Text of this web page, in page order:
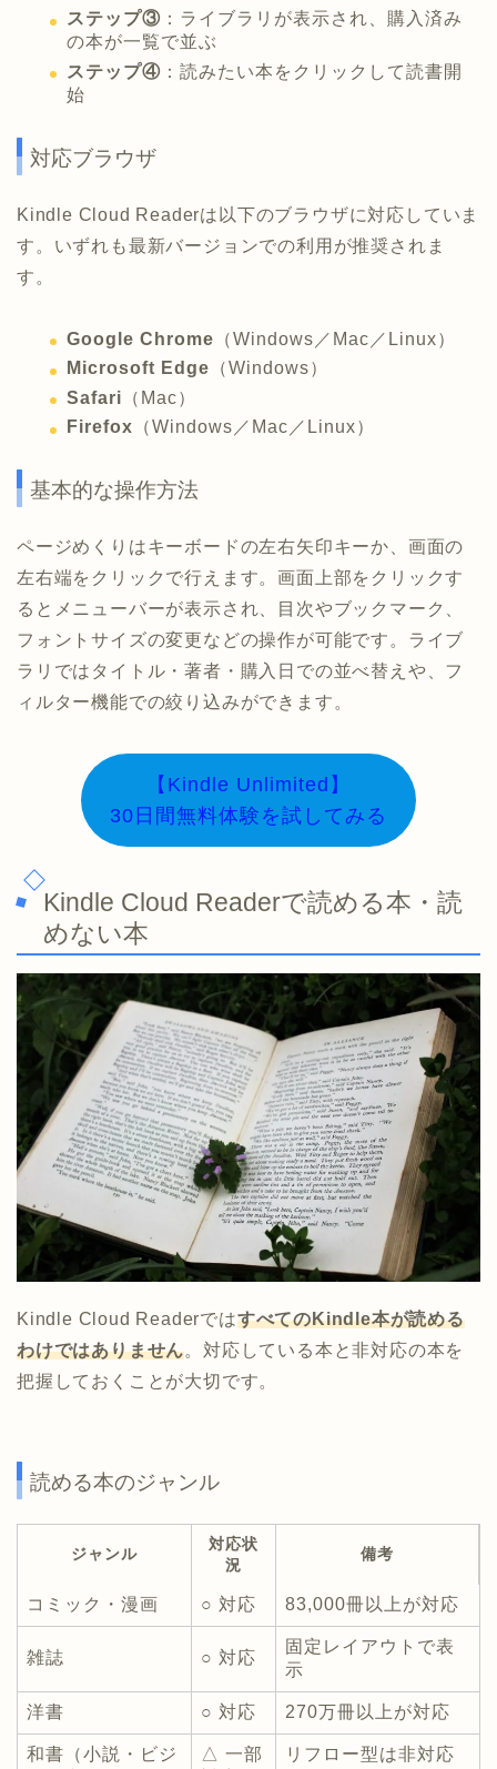
ステップ③ ：ライブラリが表示され、購入済み
の本が一覧で並ぶ
ステップ④ ：読みたい本をクリックして読書開
始
対応ブラウザ
Kindle Cloud Readerは以下のブラウザに対応していま
す。いずれも最新バージョンでの利用が推奨されま
す。
Google Chrome （Windows／Mac／Linux）
Microsoft Edge （Windows）
Safari （Mac）
Firefox （Windows／Mac／Linux）
基本的な操作方法
ページめくりはキーボードの左右矢印キーか、画面の
左右端をクリックで行えます。画面上部をクリックす
るとメニューバーが表示され、目次やブックマーク、
フォントサイズの変更などの操作が可能です。ライブ
ラリではタイトル・著者・購入日での並べ替えや、フ
ィルター機能での絞り込みができます。
【Kindle Unlimited】
30日間無料体験を試してみる
Kindle Cloud Readerで読める本・読
めない本
Kindle Cloud ReaderではすべてのKindle本が読める
わけではありません。対応している本と非対応の本を
把握しておくことが大切です。
読める本のジャンル
ジャンル
対応状
況
備考
コミック・漫画 ○ 対応 83,000冊以上が対応
雑誌 ○ 対応
固定レイアウトで表
示
洋書 ○ 対応 270万冊以上が対応
和書（小説・ビジ
△ 一部
リフロー型は非対応